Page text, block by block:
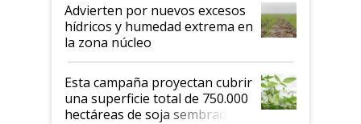
Advierten por nuevos excesos
hídricos y humedad extrema en
la zona núcleo
Esta campaña proyectan cubrir
una superficie total de 750.000
hectáreas de soja sembradas